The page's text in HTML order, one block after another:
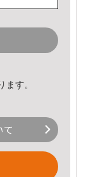
す。
て